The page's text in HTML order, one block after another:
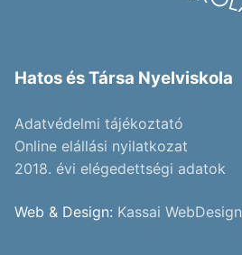
Hatos és Társa Nyelviskola
Adatvédelmi tájékoztató
Online elállási nyilatkozat
2018. évi elégedettségi adatok
Web & Design: Kassai WebDesign